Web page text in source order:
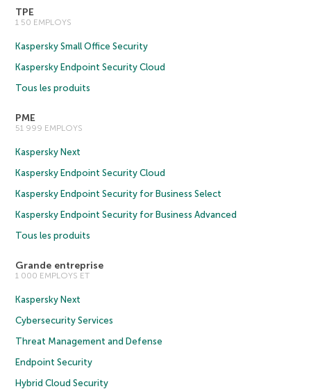
TPE
1 50 EMPLOYS
Kaspersky Small Office Security
Kaspersky Endpoint Security Cloud
Tous les produits
PME
51 999 EMPLOYS
Kaspersky Next
Kaspersky Endpoint Security Cloud
Kaspersky Endpoint Security for Business Select
Kaspersky Endpoint Security for Business Advanced
Tous les produits
Grande entreprise
1 000 EMPLOYS ET
Kaspersky Next
Cybersecurity Services
Threat Management and Defense
Endpoint Security
Hybrid Cloud Security